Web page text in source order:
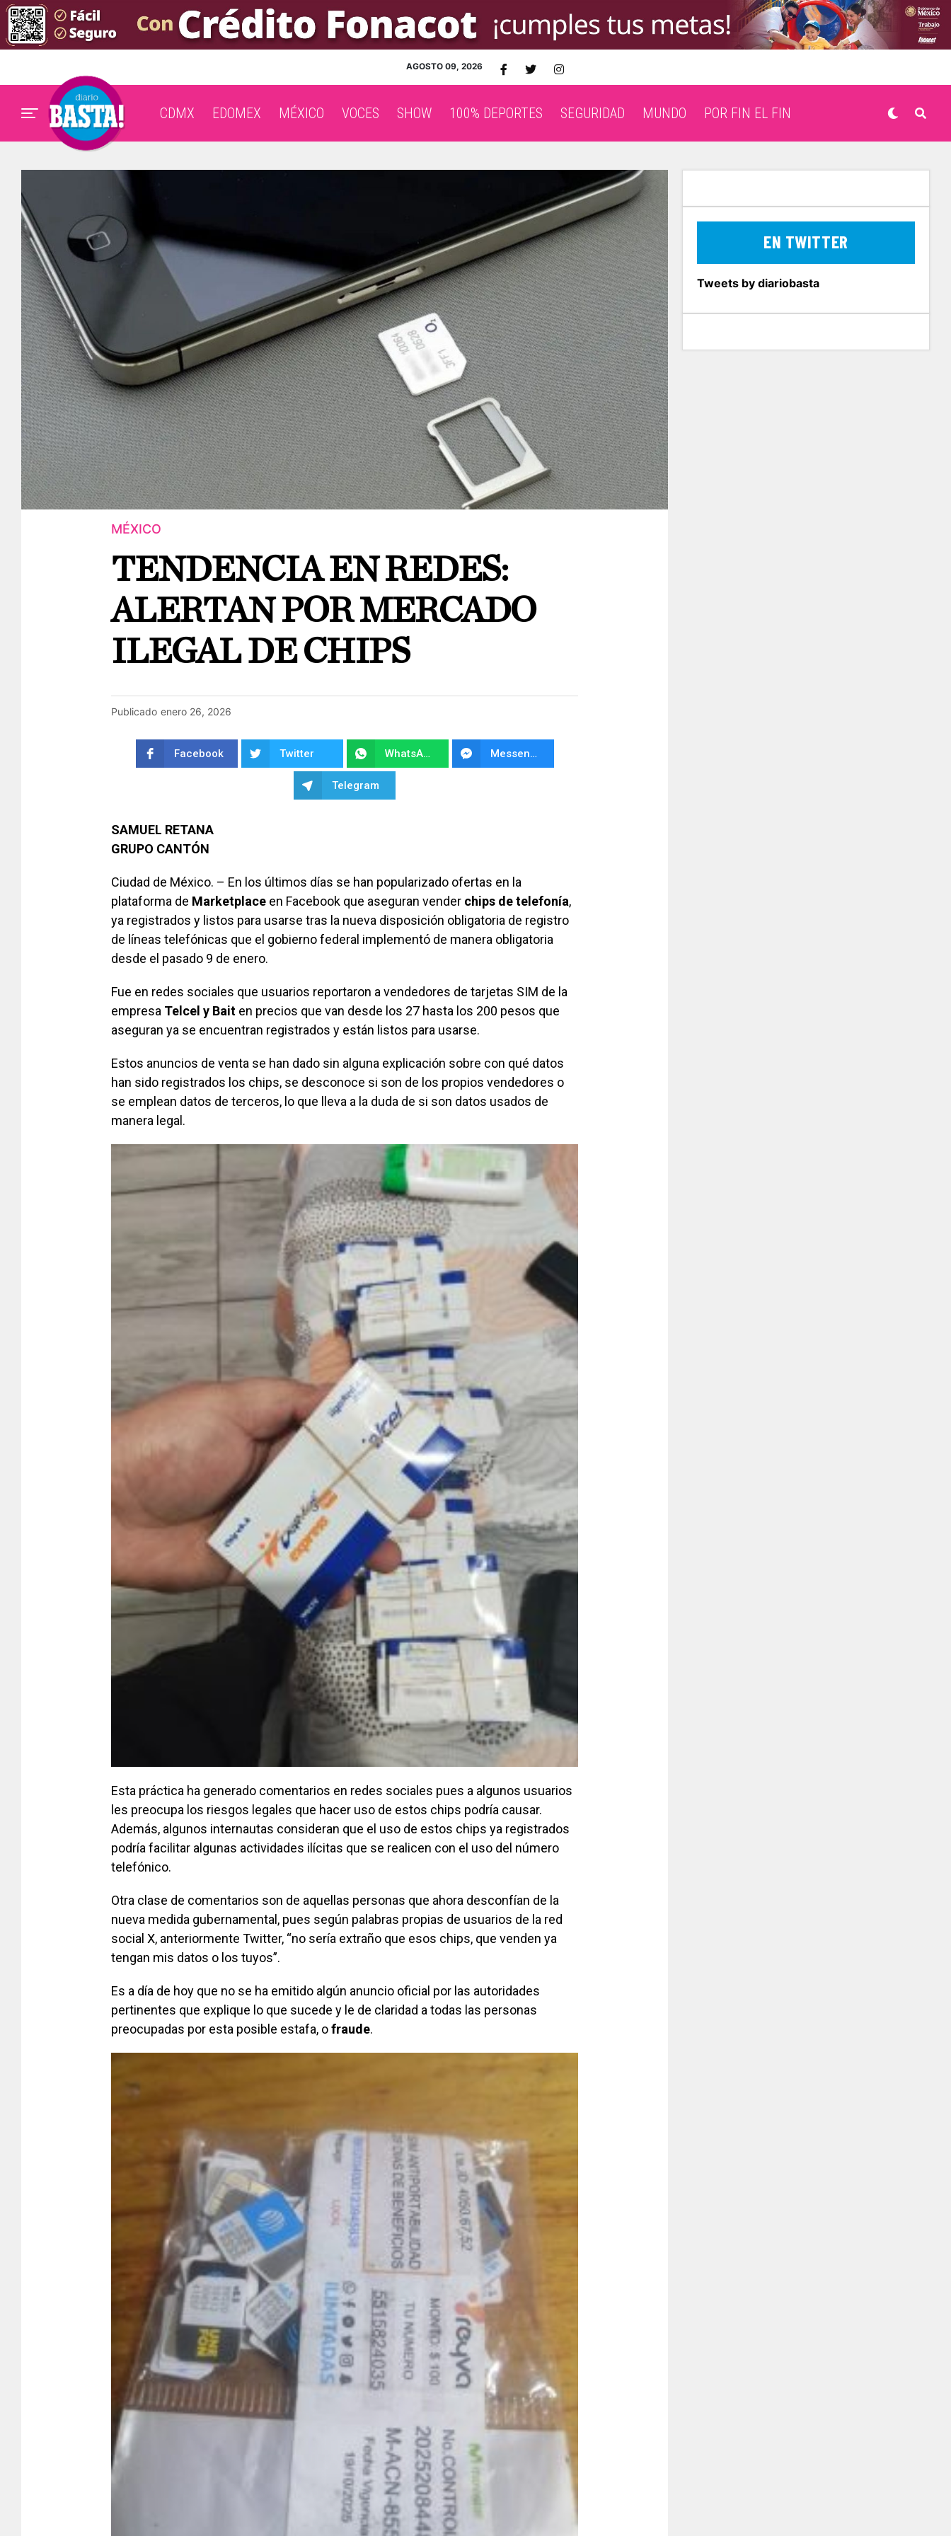
AGOSTO 09, 2026
CDMX EDOMEX MÉXICO VOCES SHOW 100% DEPORTES SEGURIDAD MUNDO POR FIN EL FIN
MÉXICO
TENDENCIA EN REDES:
ALERTAN POR MERCADO
ILEGAL DE CHIPS
Publicado enero 26, 2026
Facebook Twitter WhatsApp Messenger
Telegram
SAMUEL RETANA
GRUPO CANTÓN
Ciudad de México. – En los últimos días se han popularizado ofertas en la
plataforma de Marketplace en Facebook que aseguran vender chips de telefonía,
ya registrados y listos para usarse tras la nueva disposición obligatoria de registro
de líneas telefónicas que el gobierno federal implementó de manera obligatoria
desde el pasado 9 de enero.
Fue en redes sociales que usuarios reportaron a vendedores de tarjetas SIM de la
empresa Telcel y Bait en precios que van desde los 27 hasta los 200 pesos que
aseguran ya se encuentran registrados y están listos para usarse.
Estos anuncios de venta se han dado sin alguna explicación sobre con qué datos
han sido registrados los chips, se desconoce si son de los propios vendedores o
se emplean datos de terceros, lo que lleva a la duda de si son datos usados de
manera legal.
Esta práctica ha generado comentarios en redes sociales pues a algunos usuarios
les preocupa los riesgos legales que hacer uso de estos chips podría causar.
Además, algunos internautas consideran que el uso de estos chips ya registrados
podría facilitar algunas actividades ilícitas que se realicen con el uso del número
telefónico.
Otra clase de comentarios son de aquellas personas que ahora desconfían de la
nueva medida gubernamental, pues según palabras propias de usuarios de la red
social X, anteriormente Twitter, “no sería extraño que esos chips, que venden ya
tengan mis datos o los tuyos”.
Es a día de hoy que no se ha emitido algún anuncio oficial por las autoridades
pertinentes que explique lo que sucede y le de claridad a todas las personas
preocupadas por esta posible estafa, ofraude.
EN TWITTER
Tweets by diariobasta